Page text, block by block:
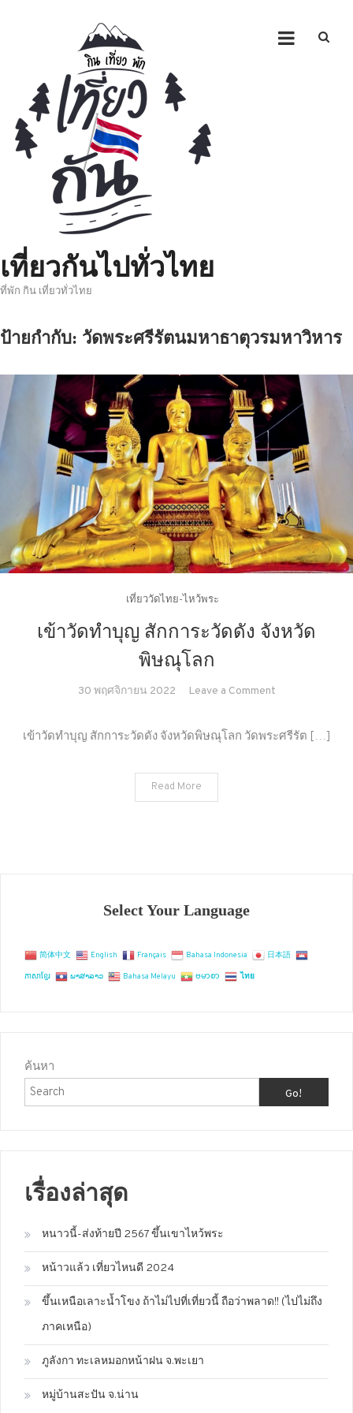
เที่ยวกันไปทั่วไทย
ที่พัก กิน เที่ยวทั่วไทย
ป้ายกำกับ: วัดพระศรีรัตนมหาธาตุวรมหาวิหาร
เที่ยววัดไทย-ไหว้พระ
เข้าวัดทำบุญ สักการะวัดดัง จังหวัด
พิษณุโลก
30 พฤศจิกายน 2022 Leave a Commenton
วัด
เข้าวัดทำบุญ สักการะวัดดัง จังหวัดพิษณุโลก วัดพระศรีรัต […]
Read More
Select Your Language
简体中文 English Français Bahasa Indonesia 日本語
ភាសាខ្មែរ ພາສາລາວ Bahasa Melayu ဗမာစာ ไทย
ค้นหา
Go!
เรื่องล่าสุด
หนาวนี้-ส่งท้ายปี 2567 ขึ้นเขาไหว้พระ
หน้าวแล้ว เที่ยวไหนดี 2024
ขึ้นเหนือเลาะน้ำโขง ถ้าไม่ไปที่เที่ยวนี้ ถือว่าพลาด!! (ไปไม่ถึง
ภาคเหนือ)
ภูลังกา ทะเลหมอกหน้าฝน จ.พะเยา
หมู่บ้านสะปัน จ.น่าน